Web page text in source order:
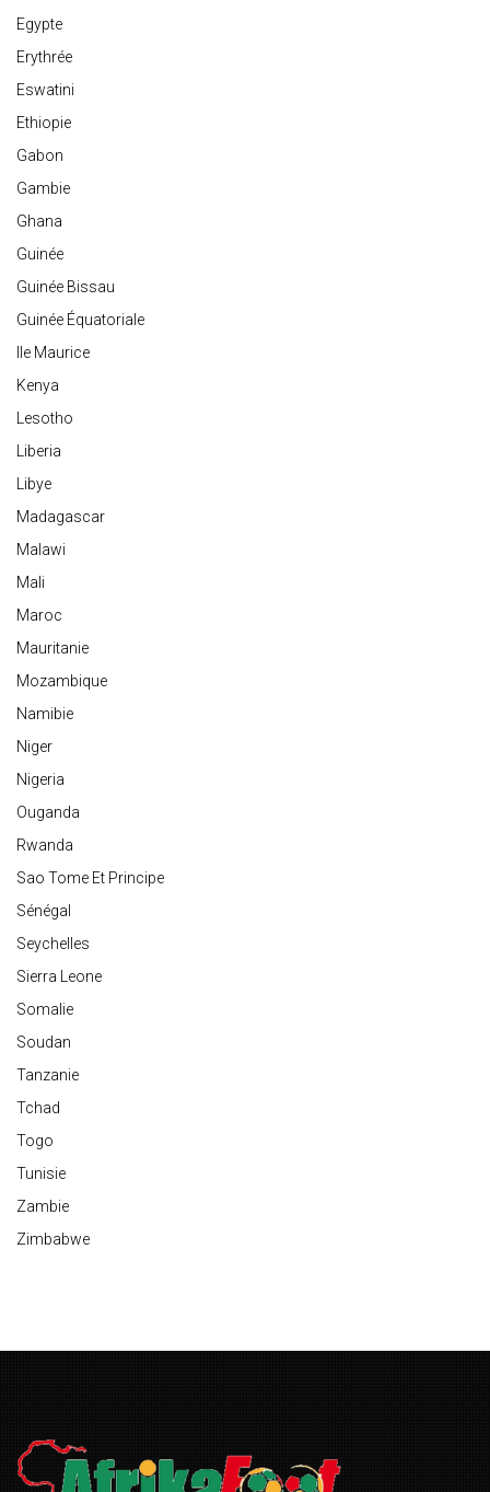
Egypte
Erythrée
Eswatini
Ethiopie
Gabon
Gambie
Ghana
Guinée
Guinée Bissau
Guinée Équatoriale
Ile Maurice
Kenya
Lesotho
Liberia
Libye
Madagascar
Malawi
Mali
Maroc
Mauritanie
Mozambique
Namibie
Niger
Nigeria
Ouganda
Rwanda
Sao Tome Et Principe
Sénégal
Seychelles
Sierra Leone
Somalie
Soudan
Tanzanie
Tchad
Togo
Tunisie
Zambie
Zimbabwe